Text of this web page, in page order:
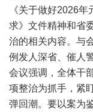
《关于做好2026
求》文件精神和省
治的相关内容。与
例发人深省、催人
会议强调，全体干
项整治为抓手，紧
弹回潮。要以案为